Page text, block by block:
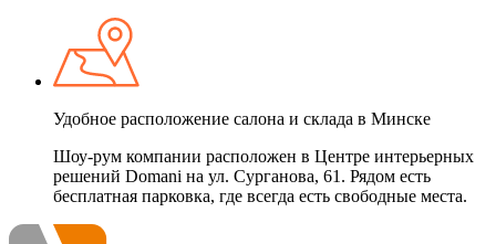
Удобное расположение салона и склада в Минске
Шоу-рум компании расположен в Центре интерьерных
решений Domani на ул. Сурганова, 61. Рядом есть
бесплатная парковка, где всегда есть свободные места.